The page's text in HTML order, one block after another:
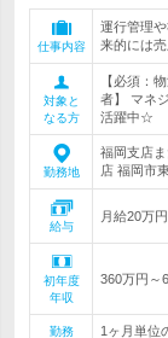
仕事内容
運行管理
来的には
対象と
なる方
【必須：
者】 マネ
活躍中☆
勤務地
福岡支店
店 福岡市
給与
月給20万
初年度
年収
360万円～
勤務 1ヶ月単位